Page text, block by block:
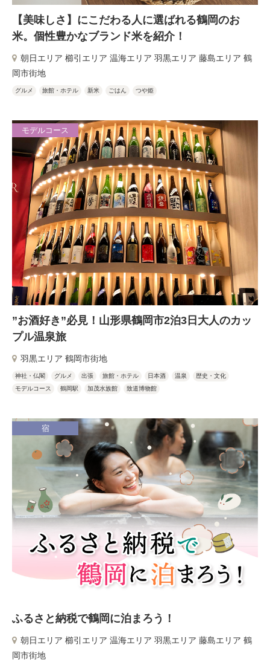
【美味しさ】にこだわる人に選ばれる鶴岡のお
米。個性豊かなブランド米を紹介！
朝日エリア 櫛引エリア 温海エリア 羽黒エリア 藤島エリア 鶴
岡市街地
グルメ 旅館・ホテル 新米 ごはん つや姫
モデルコース
”お酒好き”必見！山形県鶴岡市2泊3日大人のカッ
プル温泉旅
羽黒エリア 鶴岡市街地
神社・仏閣 グルメ 出張 旅館・ホテル 日本酒 温泉
歴史・文化
モデルコース
鶴岡駅 加茂水族館 致道博物館
宿
ふるさと納税で鶴岡に泊まろう！
朝日エリア 櫛引エリア 温海エリア 羽黒エリア 藤島エリア 鶴
岡市街地